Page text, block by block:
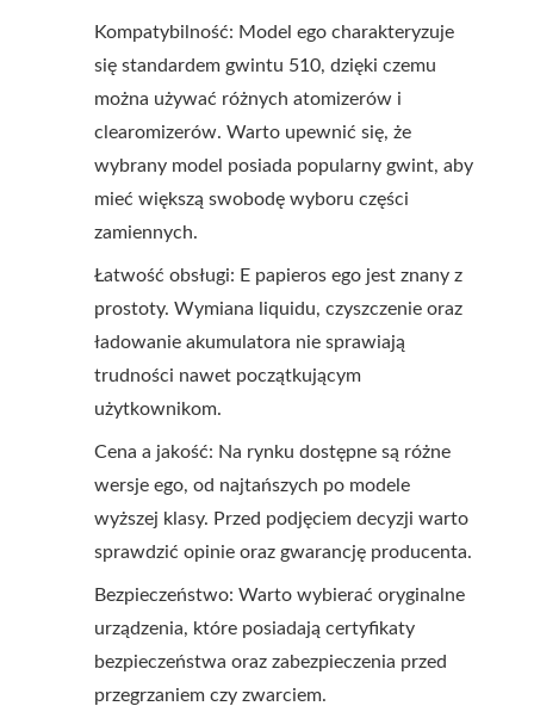
Kompatybilność: Model ego charakteryzuje
się standardem gwintu 510, dzięki czemu
można używać różnych atomizerów i
clearomizerów. Warto upewnić się, że
wybrany model posiada popularny gwint, aby
mieć większą swobodę wyboru części
zamiennych.
Łatwość obsługi: E papieros ego jest znany z
prostoty. Wymiana liquidu, czyszczenie oraz
ładowanie akumulatora nie sprawiają
trudności nawet początkującym
użytkownikom.
Cena a jakość: Na rynku dostępne są różne
wersje ego, od najtańszych po modele
wyższej klasy. Przed podjęciem decyzji warto
sprawdzić opinie oraz gwarancję producenta.
Bezpieczeństwo: Warto wybierać oryginalne
urządzenia, które posiadają certyfikaty
bezpieczeństwa oraz zabezpieczenia przed
przegrzaniem czy zwarciem.